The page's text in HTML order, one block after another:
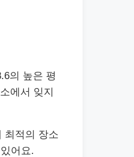
의 높은 평
에서 잊지
최적의 장소
어요.